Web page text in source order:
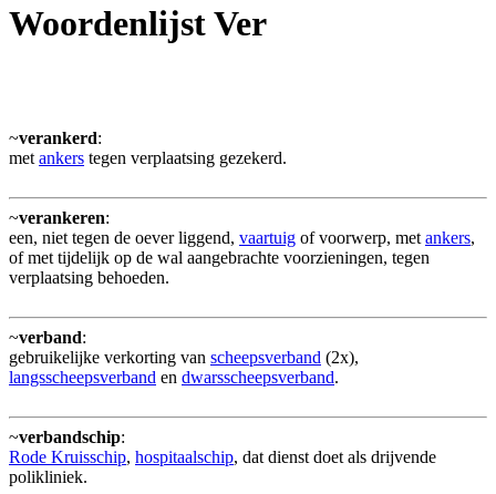
Woordenlijst Ver
~verankerd:
met ankers tegen verplaatsing gezekerd.
~verankeren:
een, niet tegen de oever liggend, vaartuig of voorwerp, met ankers,
of met tijdelijk op de wal aangebrachte voorzieningen, tegen
verplaatsing behoeden.
~verband:
gebruikelijke verkorting van scheepsverband (2x),
langsscheepsverband en dwarsscheepsverband.
~verbandschip:
Rode Kruisschip, hospitaalschip, dat dienst doet als drijvende
polikliniek.